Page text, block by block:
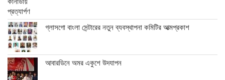
গ্লাসগো বাংলা সেন্টারের নতুন ব্যবস্থাপনা কমিটির আত্মপ্রকাশ
আবারডিনে অমর একুশে উদযাপন